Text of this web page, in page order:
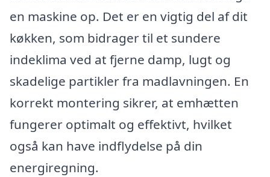
en maskine op. Det er en vigtig del af dit
køkken, som bidrager til et sundere
indeklima ved at fjerne damp, lugt og
skadelige partikler fra madlavningen. En
korrekt montering sikrer, at emhætten
fungerer optimalt og effektivt, hvilket
også kan have indflydelse på din
energiregning.